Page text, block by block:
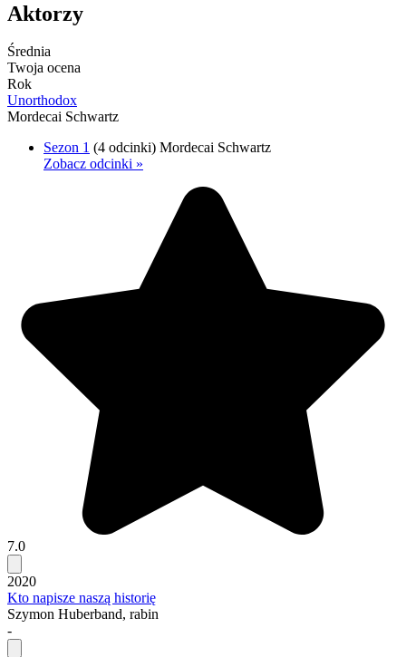
Aktorzy
Średnia
Twoja ocena
Rok
Unorthodox
Mordecai Schwartz
Sezon 1 (4 odcinki) Mordecai Schwartz
Zobacz odcinki »
7.0
2020
Kto napisze naszą historię
Szymon Huberband, rabin
-